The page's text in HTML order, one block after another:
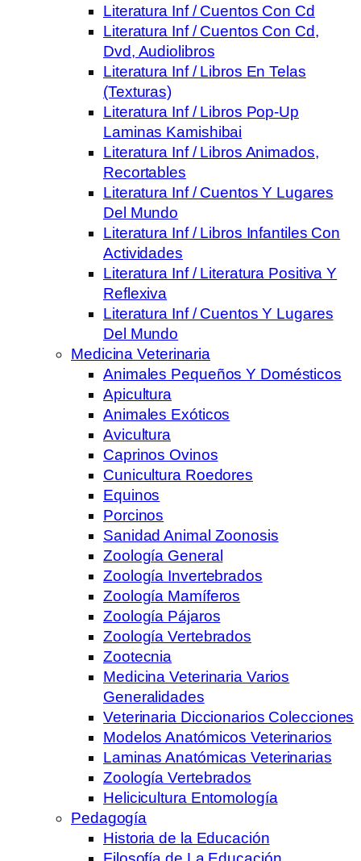
Literatura Inf / Cuentos Con Cd
Literatura Inf / Cuentos Con Cd,
Dvd, Audiolibros
Literatura Inf / Libros En Telas
(Texturas)
Literatura Inf / Libros Pop-Up
Laminas Kamishibai
Literatura Inf / Libros Animados,
Recortables
Literatura Inf / Cuentos Y Lugares
Del Mundo
Literatura Inf / Libros Infantiles Con
Actividades
Literatura Inf / Literatura Positiva Y
Reflexiva
Literatura Inf / Cuentos Y Lugares
Del Mundo
Medicina Veterinaria
Animales Pequeños Y Domésticos
Apicultura
Animales Exóticos
Avicultura
Caprinos Ovinos
Cunicultura Roedores
Equinos
Porcinos
Sanidad Animal Zoonosis
Zoología General
Zoología Invertebrados
Zoología Mamíferos
Zoología Pájaros
Zoología Vertebrados
Zootecnia
Medicina Veterinaria Varios
Generalidades
Veterinaria Diccionarios Colecciones
Modelos Anatómicos Veterinarios
Laminas Anatómicas Veterinarias
Zoología Vertebrados
Helicicultura Entomología
Pedagogía
Historia de la Educación